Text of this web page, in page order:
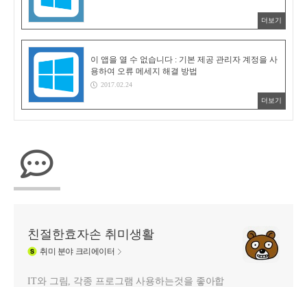
더보기
이 앱을 열 수 없습니다 : 기본 제공 관리자 계정을 사
용하여 오류 메세지 해결 방법
2017.02.24
더보기
친절한효자손 취미생활
취미 분야 크리에이터
IT와 그림, 각종 프로그램 사용하는것을 좋아합